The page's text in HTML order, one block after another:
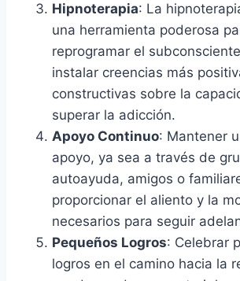
Hipnoterapia: La
una herramienta poderosa
reprogramar el
instalar creencias más
constructivas sobre la
superar la adicción.
Apoyo Continuo: Mantener
apoyo, ya sea a través de
autoayuda, amigos o
proporcionar el aliento y la
necesarios para seguir
Pequeños Logros: Celebrar
logros en el camino hacia la